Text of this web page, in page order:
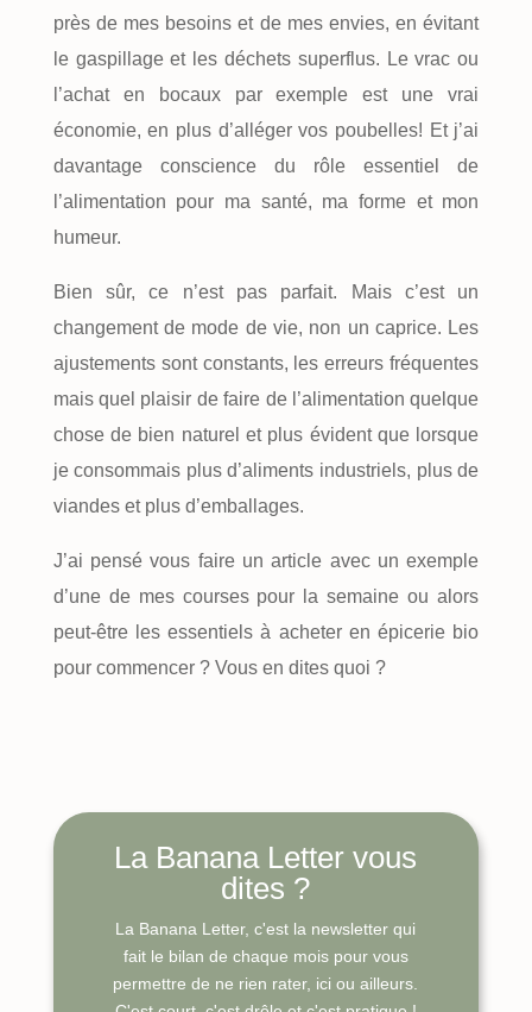
près de mes besoins et de mes envies, en évitant
le gaspillage et les déchets superflus. Le vrac ou
l’achat en bocaux par exemple est une vrai
économie, en plus d’alléger vos poubelles! Et j’ai
davantage conscience du rôle essentiel de
l’alimentation pour ma santé, ma forme et mon
humeur.
Bien sûr, ce n’est pas parfait. Mais c’est un
changement de mode de vie, non un caprice. Les
ajustements sont constants, les erreurs fréquentes
mais quel plaisir de faire de l’alimentation quelque
chose de bien naturel et plus évident que lorsque
je consommais plus d’aliments industriels, plus de
viandes et plus d’emballages.
J’ai pensé vous faire un article avec un exemple
d’une de mes courses pour la semaine ou alors
peut-être les essentiels à acheter en épicerie bio
pour commencer ? Vous en dites quoi ?
La Banana Letter vous
dites ?
La Banana Letter, c'est la newsletter qui
fait le bilan de chaque mois pour vous
permettre de ne rien rater, ici ou ailleurs.